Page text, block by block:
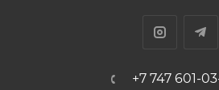
+7 747 601-